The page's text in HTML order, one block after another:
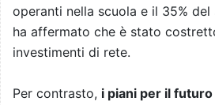
operanti nella scuola e il 35%
ha affermato che è stato
investimenti di rete.
Per contrasto, i piani per il